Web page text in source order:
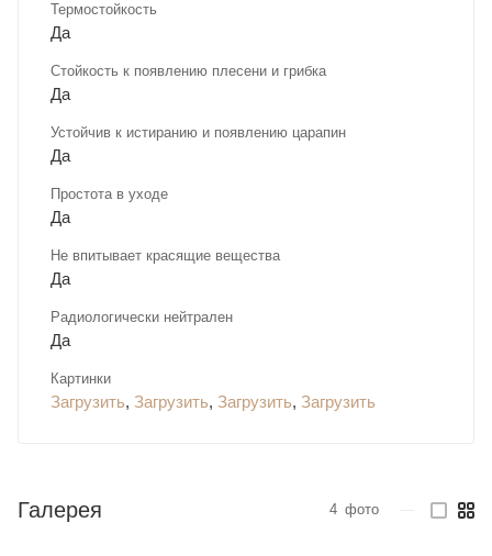
Термостойкость
Да
Стойкость к появлению плесени и грибка
Да
Устойчив к истиранию и появлению царапин
Да
Простота в уходе
Да
Не впитывает красящие вещества
Да
Радиологически нейтрален
Да
Картинки
Загрузить, Загрузить, Загрузить, Загрузить
Галерея 4 фото